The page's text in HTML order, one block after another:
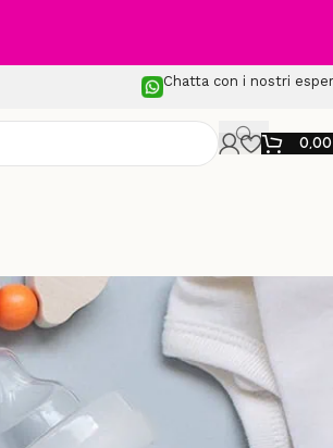
Chatta con i nostri